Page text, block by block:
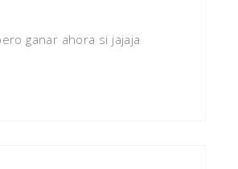
ganar ahora si jajaja